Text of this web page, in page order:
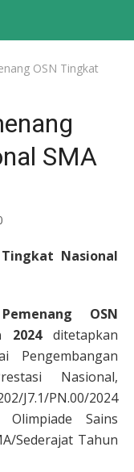
OSN Tingkat
SMA
Nasional
OSN
2024ditetapkan
Pengembangan
Nasional,
J7.1/PN.00/2024
Sains
Sederajat Tahun